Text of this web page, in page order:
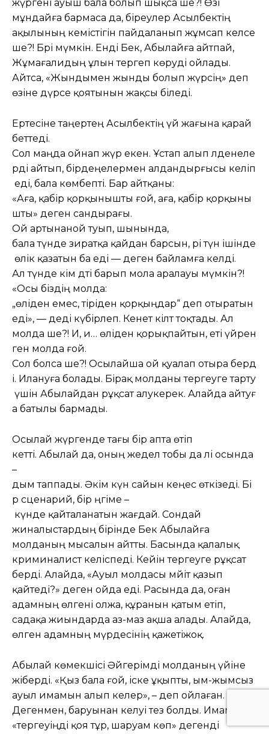
жүргені ауыш бала болып шықса ше?! Өзі
мұндайға бармаса да, біреулер Асылбектің
ақылының кемістігін пайдаланып жұмсап келсе
ше?! Бәрі мүмкін. Енді Бек, Абылайға айтпай,
Жұмағалидың ұлын тергеп көруді ойлады.
Айтса, «Жындымен жынды болып жүрсің» деп
өзіне дүрсе қоятынын жақсы біледі.
Ертесіне таңертең Асылбектің үй жағына қарай
беттеді.
Сол маңда ойнап жүр екен. Ұстап алып әлденеле
рді айтып, бірдеңелермен алдандырғысы келіп
еді, бала көмбепті. Бар айтқаны:
«Аға, қабір қорқынышты ғой, аға, қабір қорқыны
шты» деген сандырағы.
Ой артынаной туып, шынында,
бала түнде зиратқа қайдан барсын, әрі түн ішінде
өлік қазатын ба еді — деген байламға келді.
Ал түнде кім дәті барып мола аралауы мүмкін?!
«Осы біздің молда:
„өліден емес, тіріден қорқыңдар“ деп отыратын
еді», — деді күбірлеп. Кенет кілт тоқтады. Ал
молда ше?! Иә, иә… өліден қорықпайтын, еті үйрен
ген молда ғой.
Сол болса ше?! Осылайша ой қуалап отыра берд
і. Илануға болады. Бірақ молданы тергеуге тарту
үшін Абылайдан рұқсат алукерек. Алайда айтуғ
а батылы бармады.
Осылай жүргенде тағы бір апта өтіп
кетті. Абылай да, оның жедел тобы да әлі осында
–
дым таппады. Әкім күн сайын кеңес өткізеді. Бі
р сценарий, бір әңгіме –
күнде қайталанатын жағдай. Сондай
жиналыстардың бірінде Бек Абылайға
молданың мысалын айтты. Басында қалалық
криминалист келіспеді. Кейін тергеуге рұқсат
берді. Алайда, «Ауыл молдасы мәйіт қазып
қайтеді?» деген ойда еді. Расында да, оған
адамның өлгені олжа, құранын қатым етіп,
садақа жиындарда аз-маз ақша алады. Алайда,
өлген адамның мүрдесінің қажетіжоқ.
Абылай көмекшісі Әйгерімді молданың үйіне
жіберді. «Қыз бала ғой, іске ұқыпты, ым-жымсыз
ауыл имамын алып келер», – деп ойлаған.
Дегенмен, баруынан келуі тез болды. Имам
«тергеуіңді қоя тұр, шаруам көп» дегенді